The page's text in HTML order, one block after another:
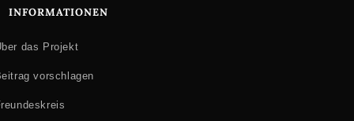
INFORMATIONEN
das Projekt
vorschlagen